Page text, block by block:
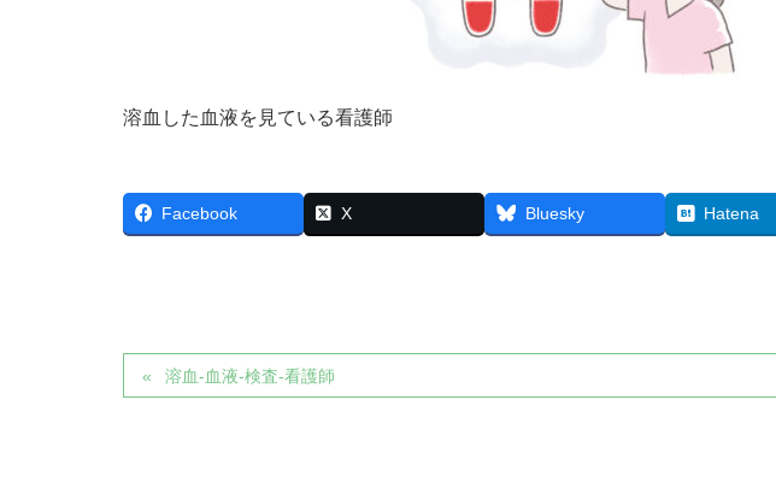
溶血した血液を見ている看護師
Facebook X Bluesky Hatena
溶血-血液-検査-看護師